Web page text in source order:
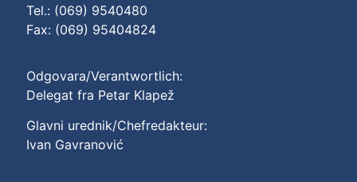
Tel.: (069) 9540480
Fax: (069) 95404824
Odgovara/Verantwortlich:
Delegat fra Petar Klapež
Glavni urednik/Chefredakteur:
Ivan Gavranović